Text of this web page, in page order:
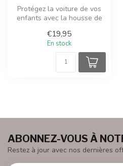
Protégez la voiture de vos
enfants avec la housse de
€19,95
En stock
ABONNEZ-VOUS À
Restez à jour avec nos dernières